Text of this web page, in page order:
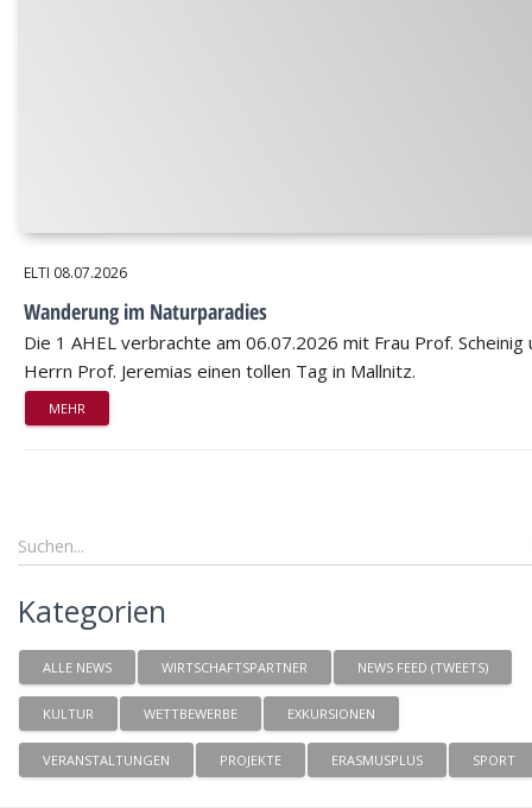
ELTI 08.07.2026
Wanderung im Naturparadies
Die 1 AHEL verbrachte am 06.07.2026 mit Frau Prof. Scheinig
Herrn Prof. Jeremias einen tollen Tag in Mallnitz.
MEHR
Kategorien
ALLE NEWS WIRTSCHAFTSPARTNER NEWS FEED (TWEETS)
KULTUR WETTBEWERBE EXKURSIONEN
VERANSTALTUNGEN PROJEKTE ERASMUSPLUS SPORT